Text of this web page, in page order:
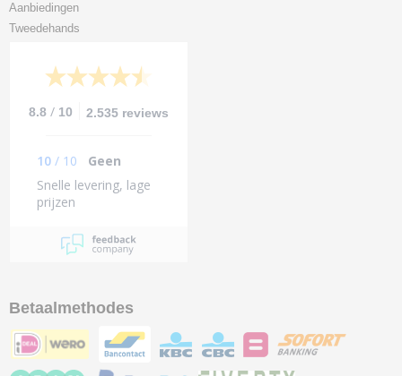
Aanbiedingen
Tweedehands
8.8 / 10 2.535 reviews
10 / 10
Geen
Snelle levering, lage
prijzen
Betaalmethodes